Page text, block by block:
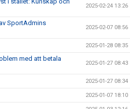
2025-02-24 13:26
SportAdmins
2025-02-07 08:56
2025-01-28 08:35
med att betala
2025-01-27 08:43
2025-01-27 08:34
2025-01-07 18:10